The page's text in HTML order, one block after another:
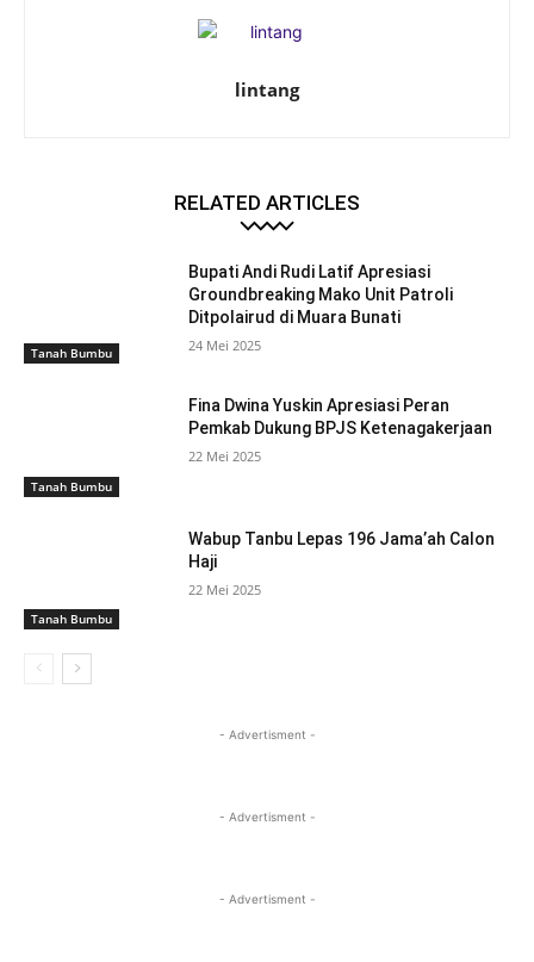
lintang
RELATED ARTICLES
Tanah Bumbu
Bupati Andi Rudi Latif Apresiasi
Groundbreaking Mako Unit Patroli
Ditpolairud di Muara Bunati
24 Mei 2025
Tanah Bumbu
Fina Dwina Yuskin Apresiasi Peran
Pemkab Dukung BPJS Ketenagakerjaan
22 Mei 2025
Tanah Bumbu
Wabup Tanbu Lepas 196 Jama’ah Calon
Haji
22 Mei 2025
- Advertisment -
- Advertisment -
- Advertisment -